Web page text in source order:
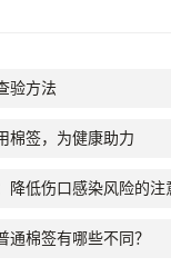
验方法
棉签，为健康助力
降低伤口感染风险的注
棉签有哪些不同？